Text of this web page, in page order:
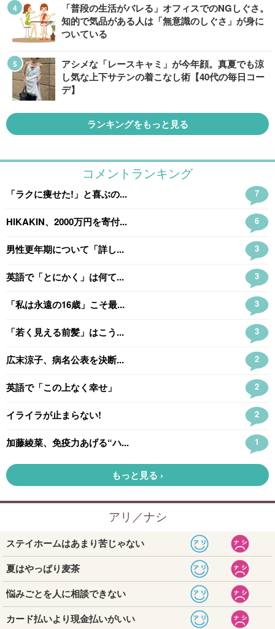
「普段の生活がバレる」オフィスでのNGしぐさ。
知的で気品がある人は「無意識のしぐさ」が身に
ついている
アシメな「レースキャミ」が今年顔。真夏でも涼
し気な上下サテンの着こなし術【40代の毎日コー
デ】
ランキングをもっと見る